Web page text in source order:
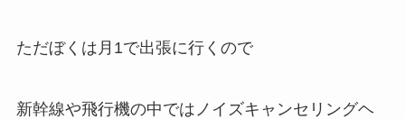
ただぼくは月1で出張に行くので
新幹線や飛行機の中ではノイズキャンセリングヘ